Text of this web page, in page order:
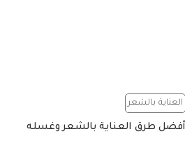
العناية بالشعر
أفضل طرق العناية بالشعر وغسله